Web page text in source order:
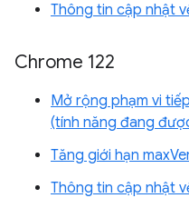
Thông tin cập nhật
Chrome 122
Mở rộng phạm vi
(tính năng đang
Tăng giới hạn
Thông tin cập nhật